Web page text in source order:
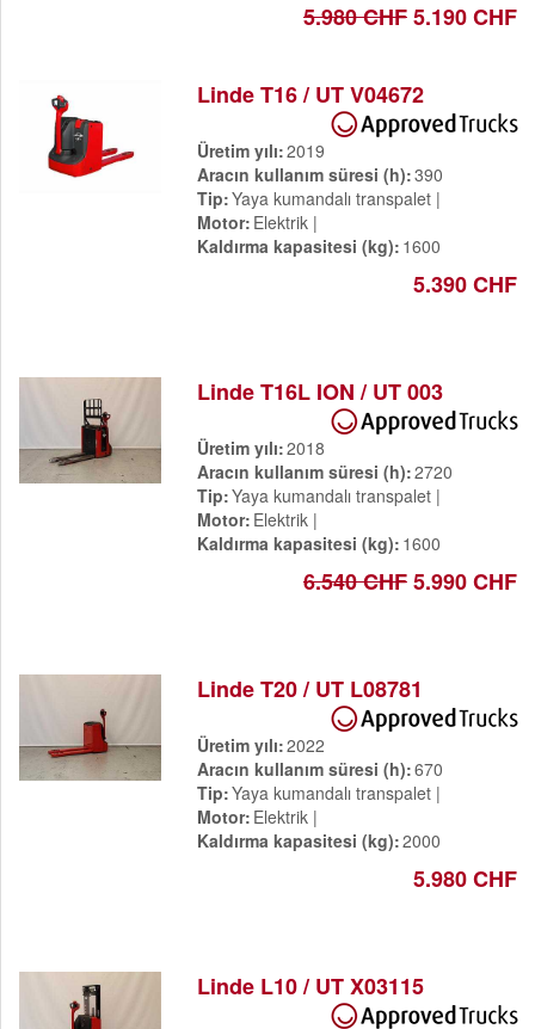
5.980 CHF5.190 CHF
Linde T16 / UT V04672
Üretim yılı 2019
Aracın kullanım süresi (h) 390
Tip Yaya kumandalı transpalet
Motor Elektrik
Kaldırma kapasitesi (kg) 1600
5.390 CHF
Linde T16L ION / UT 003
Üretim yılı 2018
Aracın kullanım süresi (h) 2720
Tip Yaya kumandalı transpalet
Motor Elektrik
Kaldırma kapasitesi (kg) 1600
6.540 CHF5.990 CHF
Linde T20 / UT L08781
Üretim yılı 2022
Aracın kullanım süresi (h) 670
Tip Yaya kumandalı transpalet
Motor Elektrik
Kaldırma kapasitesi (kg) 2000
5.980 CHF
Linde L10 / UT X03115